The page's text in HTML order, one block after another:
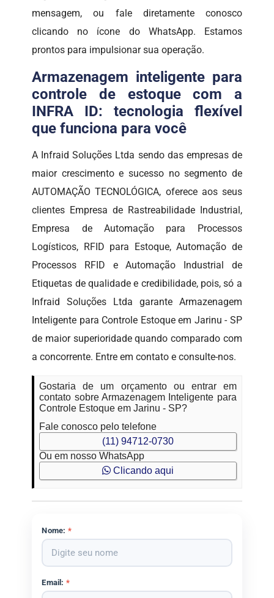
mensagem, ou fale diretamente conosco
clicando no ícone do WhatsApp. Estamos
prontos para impulsionar sua operação.
Armazenagem inteligente para
controle de estoque com a
INFRA ID: tecnologia flexível
que funciona para você
A Infraid Soluções Ltda sendo das empresas de
maior crescimento e sucesso no segmento de
AUTOMAÇÃO TECNOLÓGICA, oferece aos seus
clientes Empresa de Rastreabilidade Industrial,
Empresa de Automação para Processos
Logísticos, RFID para Estoque, Automação de
Processos RFID e Automação Industrial de
Etiquetas de qualidade e credibilidade, pois, só a
Infraid Soluções Ltda garante Armazenagem
Inteligente para Controle Estoque em Jarinu - SP
de maior superioridade quando comparado com
a concorrente. Entre em contato e consulte-nos.
Gostaria de um orçamento ou entrar em
contato sobre Armazenagem Inteligente para
Controle Estoque em Jarinu - SP?
Fale conosco pelo telefone
(11) 94712-0730
Ou em nosso WhatsApp
Clicando aqui
Nome: *
Email: *